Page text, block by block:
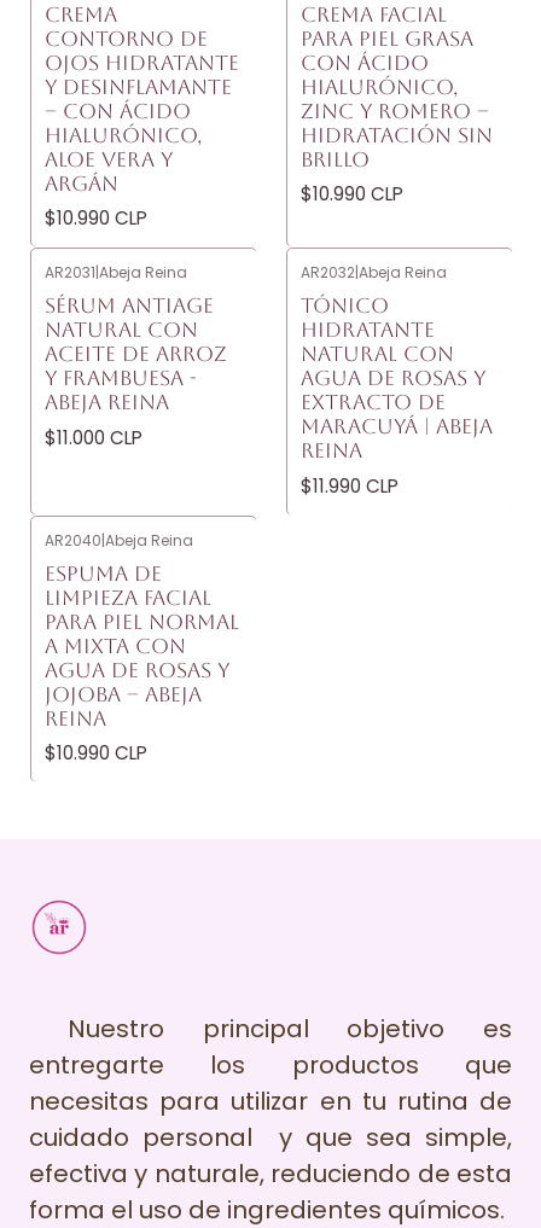
CREMA
CONTORNO DE
OJOS HIDRATANTE
Y DESINFLAMANTE
– CON ÁCIDO
HIALURÓNICO,
ALOE VERA Y
ARGÁN
$10.990 CLP
CREMA FACIAL
PARA PIEL GRASA
CON ÁCIDO
HIALURÓNICO,
ZINC Y ROMERO –
HIDRATACIÓN SIN
BRILLO
$10.990 CLP
AR2031|Abeja Reina
SÉRUM ANTIAGE
NATURAL CON
ACEITE DE ARROZ
Y FRAMBUESA -
ABEJA REINA
$11.000 CLP
AR2032|Abeja Reina
TÓNICO
HIDRATANTE
NATURAL CON
AGUA DE ROSAS Y
EXTRACTO DE
MARACUYÁ | ABEJA
REINA
$11.990 CLP
AR2040|Abeja Reina
ESPUMA DE
LIMPIEZA FACIAL
PARA PIEL NORMAL
A MIXTA CON
AGUA DE ROSAS Y
JOJOBA – ABEJA
REINA
$10.990 CLP
Nuestro principal objetivo es
entregarte los productos que
necesitas para utilizar en tu rutina de
cuidado personal y que sea simple,
efectiva y naturale, reduciendo de esta
forma el uso de ingredientes químicos.